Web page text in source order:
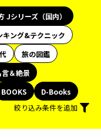
Jシリーズ（国内）
キング&テクニック
旅の図鑑
＆絶景
BOOKS
D-Books
絞り込み条件を追加